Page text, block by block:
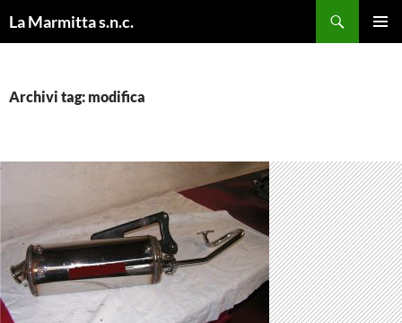
La Marmitta s.n.c.
Archivi tag: modifica